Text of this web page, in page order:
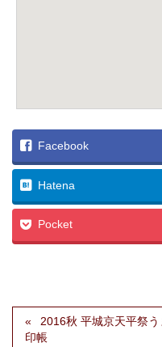
Facebook
Hatena
Pocket
2016秋 平城京天平祭
印帳